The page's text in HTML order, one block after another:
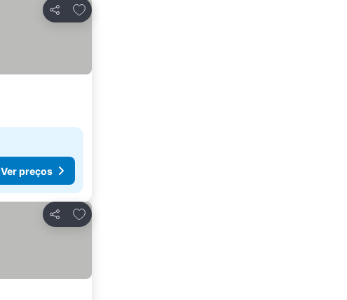
Partilhar
Adicionar aos favoritos
Ver preços
Partilhar
Adicionar aos favoritos